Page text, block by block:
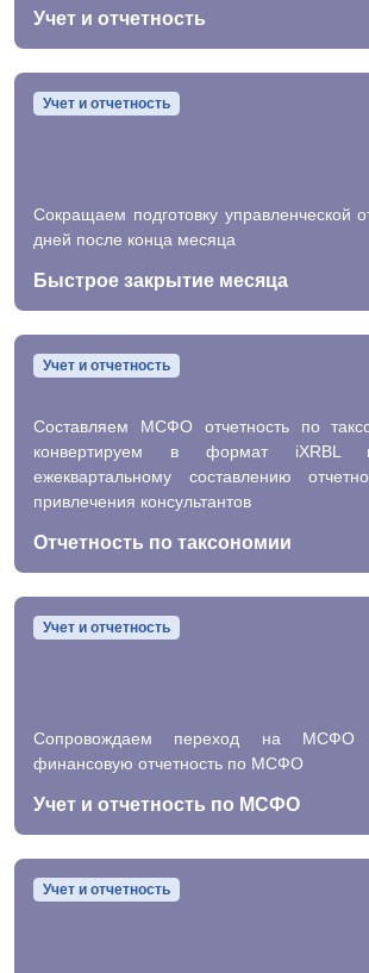
Учет и отчетность
Учет и отчетность
Сокращаем подготовку управленческой
дней после конца месяца
Быстрое закрытие месяца
Учет и отчетность
Cоставляем МСФО отчетность по
конвертируем в формат
ежеквартальному составлению
привлечения консультантов
Отчетность по таксономии
Учет и отчетность
Сопровождаем переход на МСФО
финансовую отчетность по МСФО
Учет и отчетность по МСФО
Учет и отчетность